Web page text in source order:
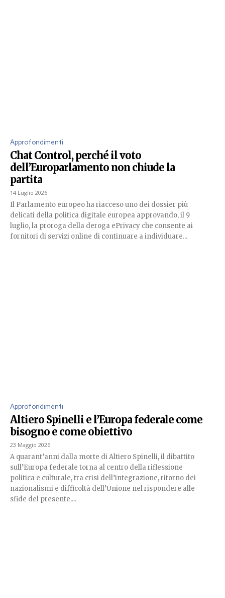
Approfondimenti
Chat Control, perché il voto
dell’Europarlamento non chiude la
partita
14 Luglio 2026
Il Parlamento europeo ha riacceso uno dei dossier più
delicati della politica digitale europea approvando, il 9
luglio, la proroga della deroga ePrivacy che consente ai
fornitori di servizi online di continuare a individuare...
Approfondimenti
Altiero Spinelli e l’Europa federale come
bisogno e come obiettivo
23 Maggio 2026
A quarant’anni dalla morte di Altiero Spinelli, il dibattito
sull’Europa federale torna al centro della riflessione
politica e culturale, tra crisi dell’integrazione, ritorno dei
nazionalismi e difficoltà dell’Unione nel rispondere alle
sfide del presente....